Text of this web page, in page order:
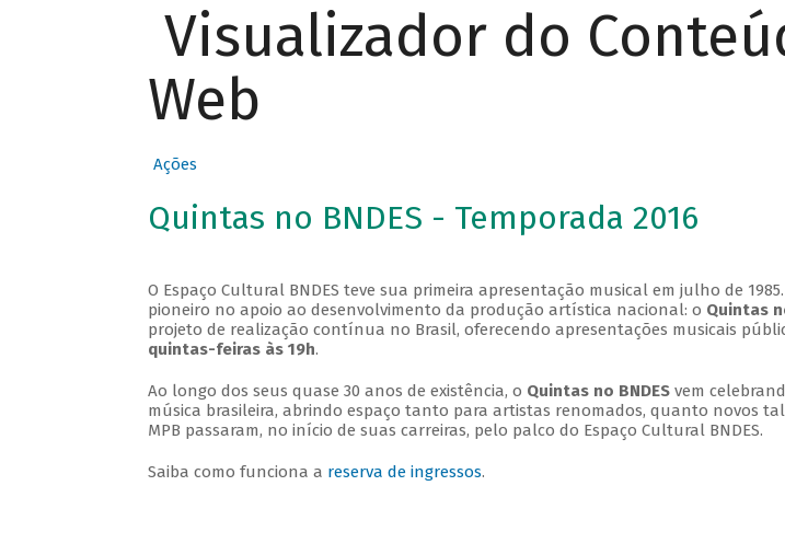
Visualizador do
Web
Ações
Quintas no BNDES - Temporada 2016
O Espaço Cultural BNDES teve sua primeira apresentação musical em julho de
pioneiro no apoio ao desenvolvimento da produção artística nacional: o Quintas
projeto de realização contínua no Brasil, oferecendo apresentações musicais
quintas-feiras às 19h.
Ao longo dos seus quase 30 anos de existência, o Quintas no BNDESvem
música brasileira, abrindo espaço tanto para artistas renomados, quanto novos
MPB passaram, no início de suas carreiras, pelo palco do Espaço Cultural BNDES.
Saiba como funciona a reserva de ingressos.